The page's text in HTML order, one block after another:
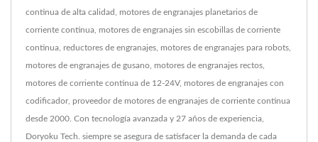
continua de alta calidad, motores de engranajes planetarios de
corriente continua, motores de engranajes sin escobillas de corriente
continua, reductores de engranajes, motores de engranajes para robots,
motores de engranajes de gusano, motores de engranajes rectos,
motores de corriente continua de 12-24V, motores de engranajes con
codificador, proveedor de motores de engranajes de corriente continua
desde 2000. Con tecnología avanzada y 27 años de experiencia,
Doryoku Tech. siempre se asegura de satisfacer la demanda de cada